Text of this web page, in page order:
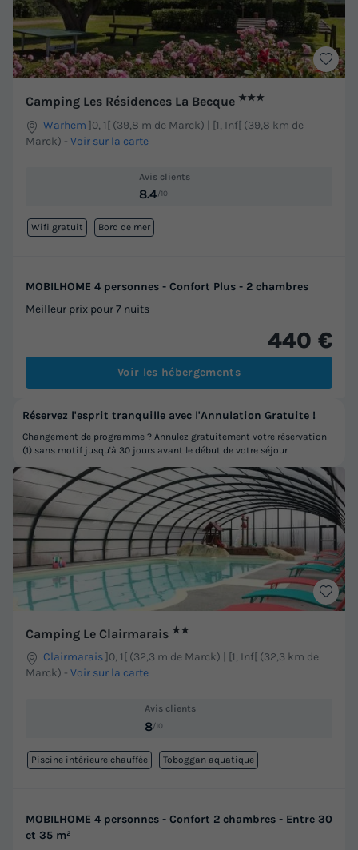
Camping Les Résidences La Becque ★★★
Warhem ]0, 1[ (39,8 m de Marck) | [1, Inf[ (39,8 km de
Marck) - Voir sur la carte
Avis clients
8.4/10
Wifi gratuit Bord de mer
MOBILHOME 4 personnes - Confort Plus - 2 chambres
Meilleur prix pour 7 nuits
440 €
Voir les hébergements
Camping Le Clairmarais ★★
Clairmarais]0, 1[ (32,3 m de Marck) | [1, Inf[ (32,3 km de
Marck) - Voir sur la carte
Avis clients
8/10
Piscine intérieure chauffée Toboggan aquatique
MOBILHOME 4 personnes - Confort 2 chambres - Entre 30
et 35 m²
Réservez l'esprit tranquille avec l'Annulation Gratuite !
Changement de programme ? Annulez gratuitement votre réservation
(1) sans motif jusqu'à 30 jours avant le début de votre séjour